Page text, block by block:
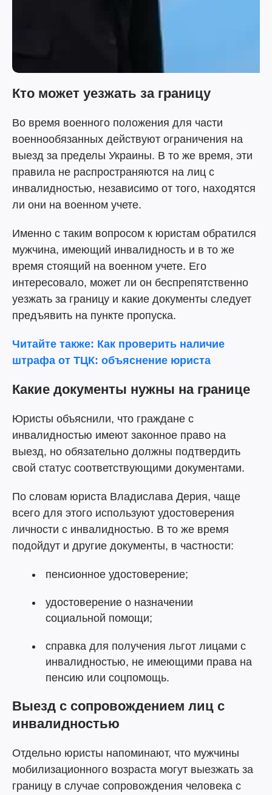
Кто может уезжать за границу
Во время военного положения для части
военнообязанных действуют ограничения на
выезд за пределы Украины. В то же время, эти
правила не распространяются на лиц с
инвалидностью, независимо от того, находятся
ли они на военном учете.
Именно с таким вопросом к юристам обратился
мужчина, имеющий инвалидность и в то же
время стоящий на военном учете. Его
интересовало, может ли он беспрепятственно
уезжать за границу и какие документы следует
предъявить на пункте пропуска.
Читайте также: Как проверить наличие
штрафа от ТЦК: объяснение юриста
Какие документы нужны на границе
Юристы объяснили, что граждане с
инвалидностью имеют законное право на
выезд, но обязательно должны подтвердить
свой статус соответствующими документами.
По словам юриста Владислава Дерия, чаще
всего для этого используют удостоверения
личности с инвалидностью. В то же время
подойдут и другие документы, в частности:
пенсионное удостоверение;
удостоверение о назначении
социальной помощи;
справка для получения льгот лицами с
инвалидностью, не имеющими права на
пенсию или соцпомощь.
Выезд с сопровождением лиц с
инвалидностью
Отдельно юристы напоминают, что мужчины
мобилизационного возраста могут выезжать за
границу в случае сопровождения человека с